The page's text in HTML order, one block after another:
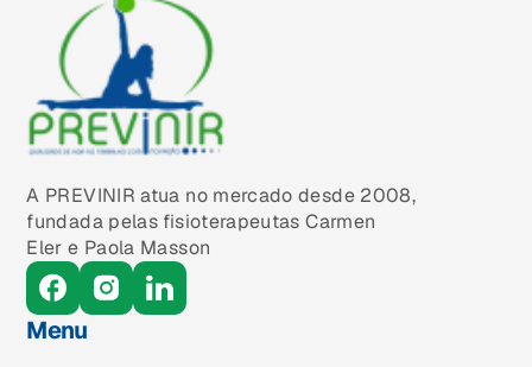
A PREVINIR atua no mercado desde 2008,
fundada pelas fisioterapeutas Carmen
Eler e Paola Masson
Menu